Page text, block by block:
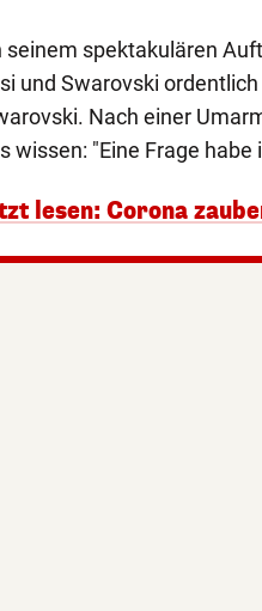
seinem spektakulären
und Swarovski
Nach einer
wissen: "Eine Frage
lesen: Corona